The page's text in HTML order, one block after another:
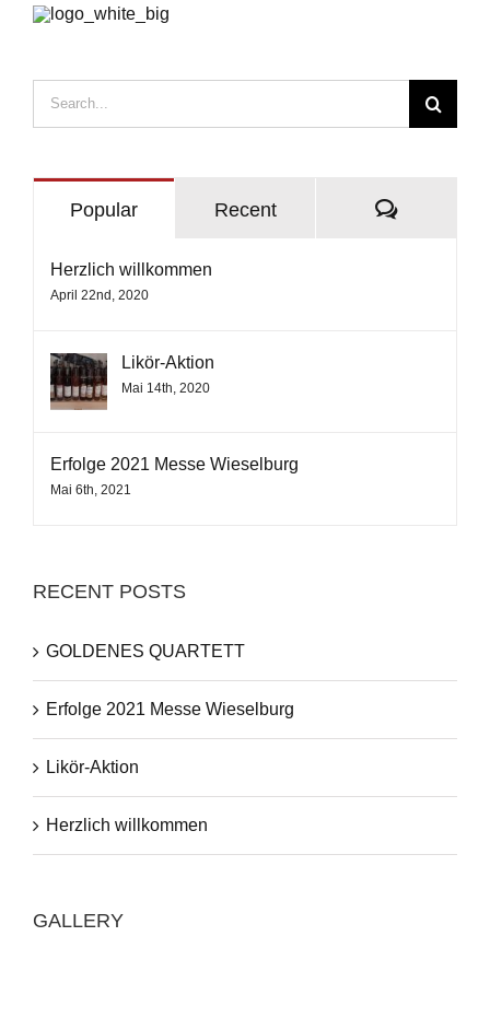
Search
for:
Popular Recent Comments
Herzlich willkommen
April 22nd, 2020
Likör-Aktion
Mai 14th, 2020
Erfolge 2021 Messe Wieselburg
Mai 6th, 2021
RECENT POSTS
GOLDENES QUARTETT
Erfolge 2021 Messe Wieselburg
Likör-Aktion
Herzlich willkommen
GALLERY